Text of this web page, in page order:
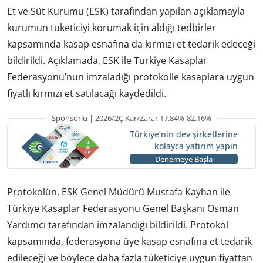
Et ve Süt Kurumu (ESK) tarafından yapılan açıklamayla
kurumun tüketiciyi korumak için aldığı tedbirler
kapsamında kasap esnafına da kırmızı et tedarik edeceği
bildirildi. Açıklamada, ESK ile Türkiye Kasaplar
Federasyonu’nun imzaladığı protokolle kasaplara uygun
fiyatlı kırmızı et satılacağı kaydedildi.
Sponsorlu | 2026/2Ç Kar/Zarar 17.84%-82.16%
Türkiye’nin dev şirketlerine
kolayca yatırım yapın
Denemeye Başla
Protokolün, ESK Genel Müdürü Mustafa Kayhan ile
Türkiye Kasaplar Federasyonu Genel Başkanı Osman
Yardımcı tarafından imzalandığı bildirildi. Protokol
kapsamında, federasyona üye kasap esnafına et tedarik
edileceği ve böylece daha fazla tüketiciye uygun fiyattan